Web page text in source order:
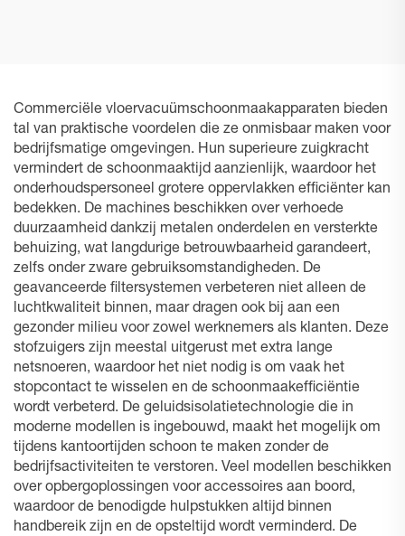
Commerciële vloervacuümschoonmaakapparaten bieden
tal van praktische voordelen die ze onmisbaar maken voor
bedrijfsmatige omgevingen. Hun superieure zuigkracht
vermindert de schoonmaaktijd aanzienlijk, waardoor het
onderhoudspersoneel grotere oppervlakken efficiënter kan
bedekken. De machines beschikken over verhoede
duurzaamheid dankzij metalen onderdelen en versterkte
behuizing, wat langdurige betrouwbaarheid garandeert,
zelfs onder zware gebruiksomstandigheden. De
geavanceerde filtersystemen verbeteren niet alleen de
luchtkwaliteit binnen, maar dragen ook bij aan een
gezonder milieu voor zowel werknemers als klanten. Deze
stofzuigers zijn meestal uitgerust met extra lange
netsnoeren, waardoor het niet nodig is om vaak het
stopcontact te wisselen en de schoonmaakefficiëntie
wordt verbeterd. De geluidsisolatietechnologie die in
moderne modellen is ingebouwd, maakt het mogelijk om
tijdens kantoortijden schoon te maken zonder de
bedrijfsactiviteiten te verstoren. Veel modellen beschikken
over opbergoplossingen voor accessoires aan boord,
waardoor de benodigde hulpstukken altijd binnen
handbereik zijn en de opsteltijd wordt verminderd. De